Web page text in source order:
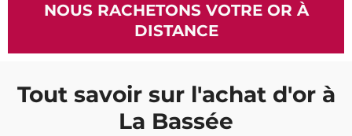
NOUS RACHETONS VOTRE OR À
DISTANCE
Tout savoir sur l'achat d'or à
La Bassée